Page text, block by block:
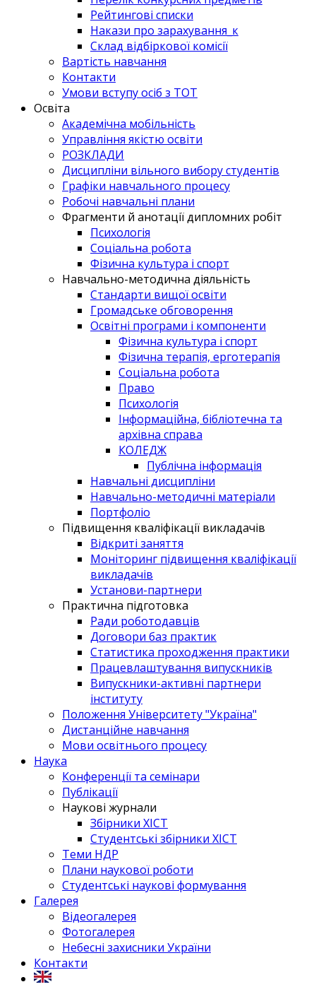
Рейтингові списки
Накази про зарахування_к
Склад відбіркової комісії
Вартість навчання
Контакти
Умови вступу осіб з ТОТ
Освіта
Академічна мобільність
Управління якістю освіти
РОЗКЛАДИ
Дисципліни вільного вибору студентів
Графіки навчального процесу
Робочі навчальні плани
Фрагменти й анотації дипломних робіт
Психологія
Соціальна робота
Фізична культура і спорт
Навчально-методична діяльність
Стандарти вищої освіти
Громадське обговорення
Освітні програми і компоненти
Фізична культура і спорт
Фізична терапія, ерготерапія
Соціальна робота
Право
Психологія
Інформаційна, бібліотечна та
архівна справа
КОЛЕДЖ
Публічна інформація
Навчальні дисципліни
Навчально-методичні матеріали
Портфоліо
Підвищення кваліфікації викладачів
Відкриті заняття
Моніторинг підвищення кваліфікації
викладачів
Установи-партнери
Практична підготовка
Ради роботодавців
Договори баз практик
Статистика проходження практики
Працевлаштування випускників
Випускники-активні партнери
інституту
Положення Університету "Україна"
Дистанційне навчання
Мови освітнього процесу
Наука
Конференції та семінари
Публікації
Наукові журнали
Збірники ХІСТ
Студентські збірники ХІСТ
Теми НДР
Плани наукової роботи
Студентські наукові формування
Галерея
Відеогалерея
Фотогалерея
Небесні захисники України
Контакти